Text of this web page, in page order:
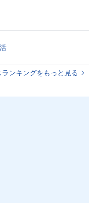
ンキングをもっと見る